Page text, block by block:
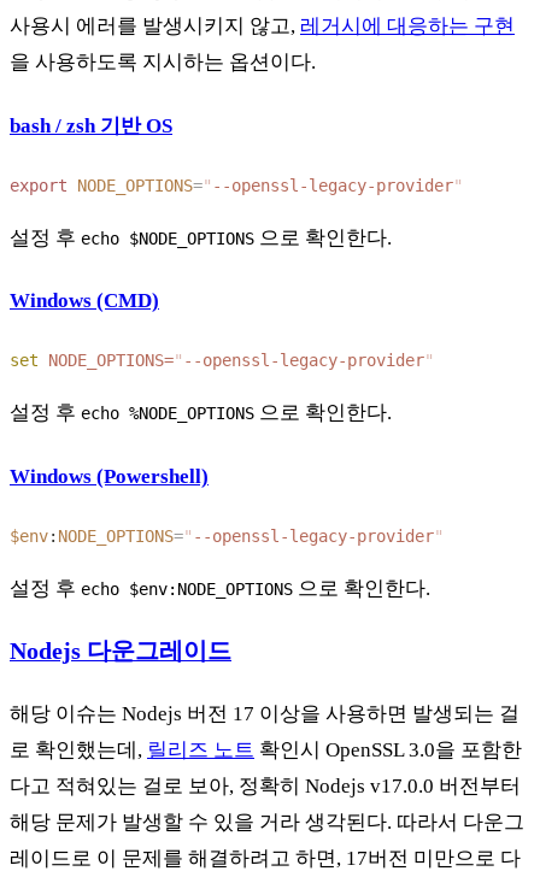
사용시 에러를 발생시키지 않고, 레거시에 대응하는 구현
을 사용하도록 지시하는 옵션이다.
bash / zsh 기반 OS
export NODE_OPTIONS=" --openssl-legacy-provider
설정 후 echo $NODE_OPTIONS 으로 확인한다.
Windows (CMD)
set NODE_OPTIONS=" --openssl-legacy-provider
설정 후 echo %NODE_OPTIONS 으로 확인한다.
Windows (Powershell)
$env: NODE_OPTIONS=" --openssl-legacy-provider
설정 후 echo $env:NODE_OPTIONS 으로 확인한다.
Nodejs 다운그레이드
해당 이슈는 Nodejs 버전 17 이상을 사용하면 발생되는 걸
로 확인했는데, 릴리즈 노트 확인시 OpenSSL 3.0을 포함한
다고 적혀있는 걸로 보아, 정확히 Nodejs v17.0.0 버전부터
해당 문제가 발생할 수 있을 거라 생각된다. 따라서 다운그
레이드로 이 문제를 해결하려고 하면, 17버전 미만으로 다